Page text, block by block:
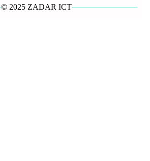
© 2025 ZADAR ICT